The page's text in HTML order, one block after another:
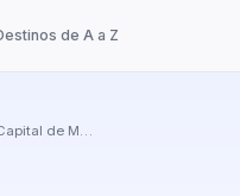
de A a Z
Top 5 Destinos Imperdiveis da Capital de Minas Gerais